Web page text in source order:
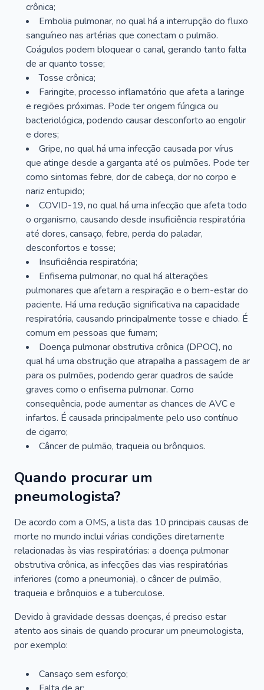
crônica;
Embolia pulmonar, no qual há a interrupção do fluxo
sanguíneo nas artérias que conectam o pulmão.
Coágulos podem bloquear o canal, gerando tanto falta
de ar quanto tosse;
Tosse crônica;
Faringite, processo inflamatório que afeta a laringe
e regiões próximas. Pode ter origem fúngica ou
bacteriológica, podendo causar desconforto ao engolir
e dores;
Gripe, no qual há uma infecção causada por vírus
que atinge desde a garganta até os pulmões. Pode ter
como sintomas febre, dor de cabeça, dor no corpo e
nariz entupido;
COVID-19, no qual há uma infecção que afeta todo
o organismo, causando desde insuficiência respiratória
até dores, cansaço, febre, perda do paladar,
desconfortos e tosse;
Insuficiência respiratória;
Enfisema pulmonar, no qual há alterações
pulmonares que afetam a respiração e o bem-estar do
paciente. Há uma redução significativa na capacidade
respiratória, causando principalmente tosse e chiado. É
comum em pessoas que fumam;
Doença pulmonar obstrutiva crônica (DPOC), no
qual há uma obstrução que atrapalha a passagem de ar
para os pulmões, podendo gerar quadros de saúde
graves como o enfisema pulmonar. Como
consequência, pode aumentar as chances de AVC e
infartos. É causada principalmente pelo uso contínuo
de cigarro;
Câncer de pulmão, traqueia ou brônquios.
Quando procurar um
pneumologista?
De acordo com a OMS, a lista das 10 principais causas de
morte no mundo inclui várias condições diretamente
relacionadas às vias respiratórias: a doença pulmonar
obstrutiva crônica, as infecções das vias respiratórias
inferiores (como a pneumonia), o câncer de pulmão,
traqueia e brônquios e a tuberculose.
Devido à gravidade dessas doenças, é preciso estar
atento aos sinais de quando procurar um pneumologista,
por exemplo:
Cansaço sem esforço;